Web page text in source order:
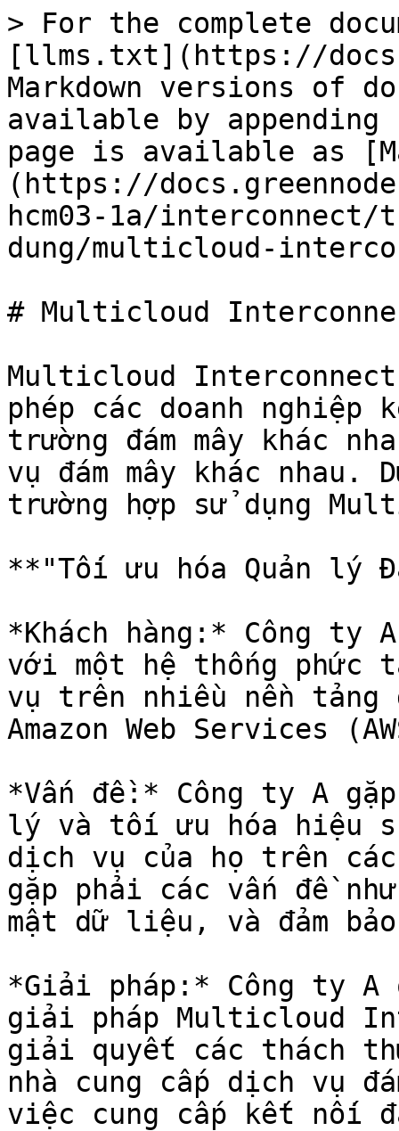
> For the complete
[llms.txt](https://
Markdown versions of
available by
page is available as
(https://
hcm03-1a/interconnect/
dung/multicloud-
# Multicloud
Multicloud
phép các doanh
trường đám mây khác
vụ đám mây khác
trường hợp sử dụng
**"Tối ưu hóa Quản lý
*Khách hàng:* Công ty
với một hệ thống phức
vụ trên nhiều nền tảng
Amazon Web Services
*Vấn đề:* Công ty A
lý và tối ưu hóa hiệu
dịch vụ của họ trên các
gặp phải các vấn đề
mật dữ liệu, và đảm
*Giải pháp:* Công ty
giải pháp Multicloud
giải quyết các thách
nhà cung cấp dịch vụ
việc cung cấp kết nối